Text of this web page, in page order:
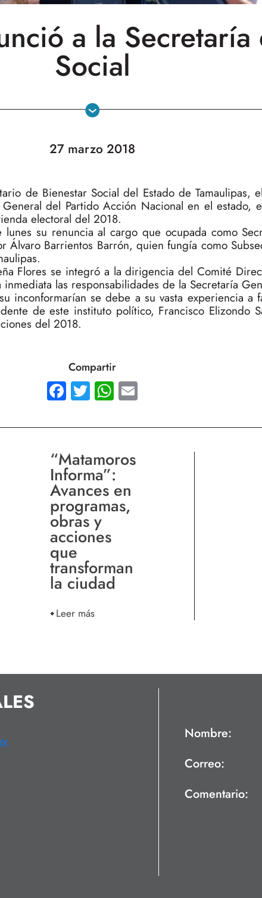
a la Secretaría
Social
27 marzo 2018
de Bienestar Social del Estado de Tamaulipas,
del Partido Acción Nacional en el estado,
electoral del 2018.
su renuncia al cargo que ocupada como
Álvaro Barrientos Barrón, quien fungía como
Flores se integró a la dirigencia del Comité
las responsabilidades de la Secretaría
inconformarían se debe a su vasta experiencia a
de este instituto político, Francisco Elizondo
del 2018.
Compartir
Facebook
TwitterWhatsApp
“Matamoros
Informa”:
Avances en
programas,
obras y
acciones
que
transforman
la ciudad
Leer más
Nombre:
Correo:
Comentario: